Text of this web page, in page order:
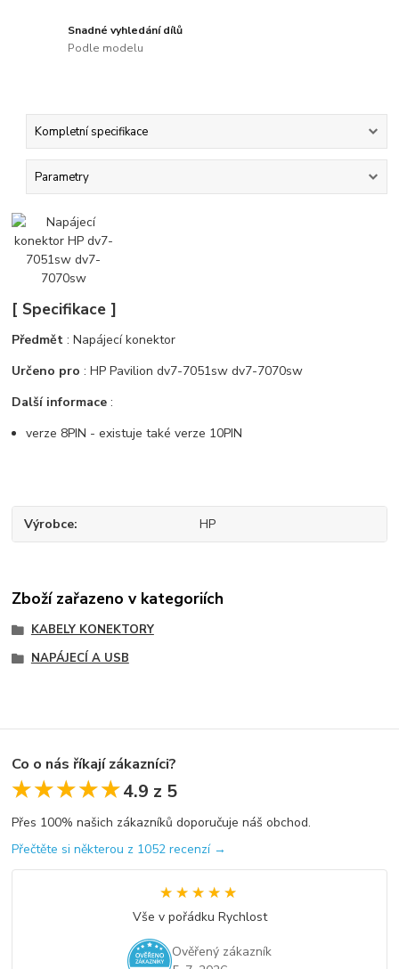
Snadné vyhledání dílů
Podle modelu
Kompletní specifikace
Parametry
[ Specifikace ]
Předmět : Napájecí konektor
Určeno pro : HP Pavilion dv7-7051sw dv7-7070sw
Další informace :
verze 8PIN - existuje také verze 10PIN
Výrobce HP
Zboží zařazeno v kategoriích
KABELY KONEKTORY
NAPÁJECÍ A USB
Co o nás říkají zákazníci?
★★★★★
★★★★★4.9 z 5
Přes 100% našich zákazníků doporučuje náš obchod.
Přečtěte si některou z 1052 recenzí →
★★★★★
★★★★★
Vše v pořádku Rychlost
Ověřený zákazník